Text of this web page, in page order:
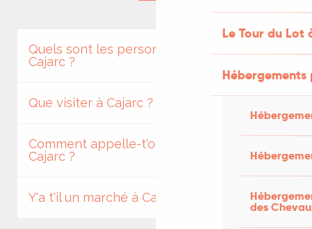
Le Tour du Lot
des
Quels sont les personnages célèbres à
Cajarc ?
Que visiter à Cajarc ?
Comment appelle-t'on les habitants de
Cajarc ?
Y'a t'il un marché à Cajarc ?